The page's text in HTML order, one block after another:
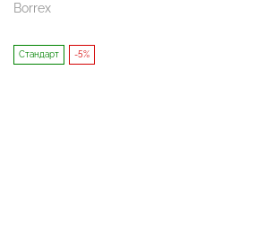
Borrex
Стандарт -5%